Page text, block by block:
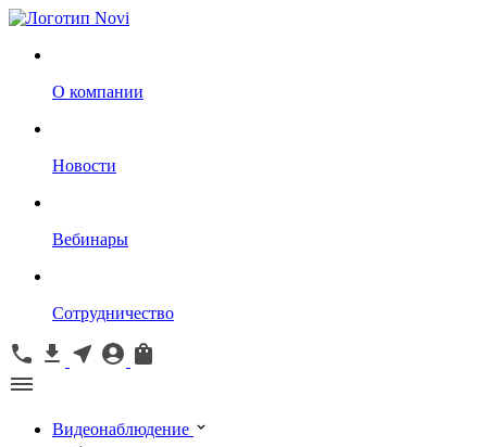
О компании
Новости
Вебинары
Сотрудничество
Видеонаблюдение